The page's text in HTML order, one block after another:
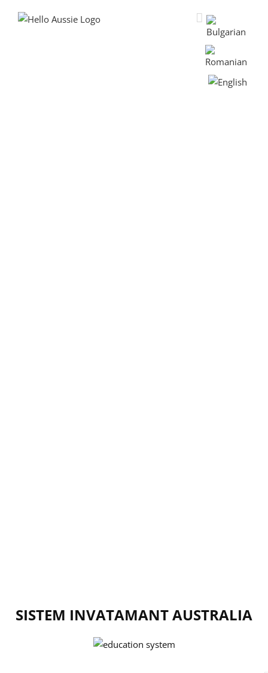
SISTEM INVATAMANT AUSTRALIA